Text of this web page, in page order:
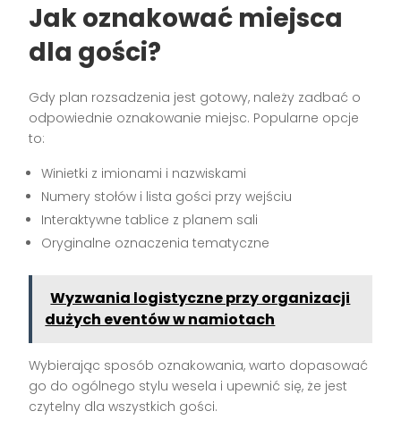
Jak oznakować miejsca
dla gości?
Gdy plan rozsadzenia jest gotowy, należy zadbać o
odpowiednie oznakowanie miejsc. Popularne opcje
to:
Winietki z imionami i nazwiskami
Numery stołów i lista gości przy wejściu
Interaktywne tablice z planem sali
Oryginalne oznaczenia tematyczne
Wyzwania logistyczne przy organizacji
dużych eventów w namiotach
Wybierając sposób oznakowania, warto dopasować
go do ogólnego stylu wesela i upewnić się, że jest
czytelny dla wszystkich gości.